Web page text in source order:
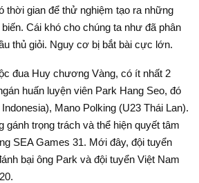
thời gian để thử nghiệm tạo ra những
Cái khó cho chúng ta như đã phân
thủ giỏi. Nguy cơ bị bắt bài cực lớn.
đua Huy chương Vàng, có ít nhất 2
huấn luyện viên Park Hang Seo, đó
Mano Polking (U23 Thái Lan).
gánh trọng trách và thể hiện quyết tâm
SEA Games 31. Mới đây, đội tuyển
bại ông Park và đội tuyển Việt Nam